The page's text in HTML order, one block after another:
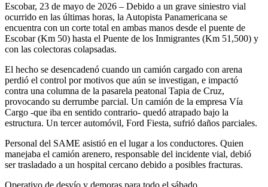
Escobar, 23 de mayo de 2026 – Debido a un grave siniestro vial
ocurrido en las últimas horas, la Autopista Panamericana se
encuentra con un corte total en ambas manos desde el puente de
Escobar (Km 50) hasta el Puente de los Inmigrantes (Km 51,500) y
con las colectoras colapsadas.
El hecho se desencadenó cuando un camión cargado con arena
perdió el control por motivos que aún se investigan, e impactó
contra una columna de la pasarela peatonal Tapia de Cruz,
provocando su derrumbe parcial. Un camión de la empresa Vía
Cargo -que iba en sentido contrario- quedó atrapado bajo la
estructura. Un tercer automóvil, Ford Fiesta, sufrió daños parciales.
Personal del SAME asistió en el lugar a los conductores. Quien
manejaba el camión arenero, responsable del incidente vial, debió
ser trasladado a un hospital cercano debido a posibles fracturas.
Operativo de desvío y demoras para todo el sábado